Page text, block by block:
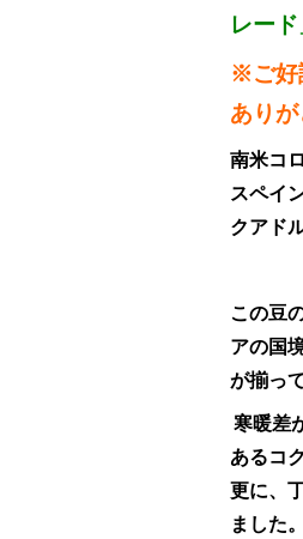
レー
※ご好
ありが
南米コ
スペイ
クアド
この豆
アの国
が揃っ
寒暖差
あるコ
更に、
ました。